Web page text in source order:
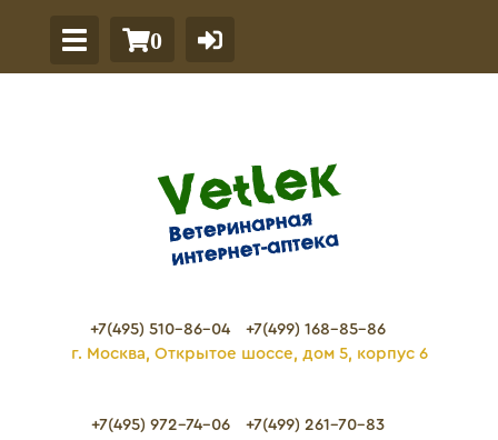
0
+7(495) 510-86-04
+7(499) 168-85-86
г. Москва, Открытое шоссе, дом 5, корпус 6
+7(495) 972-74-06
+7(499) 261-70-83